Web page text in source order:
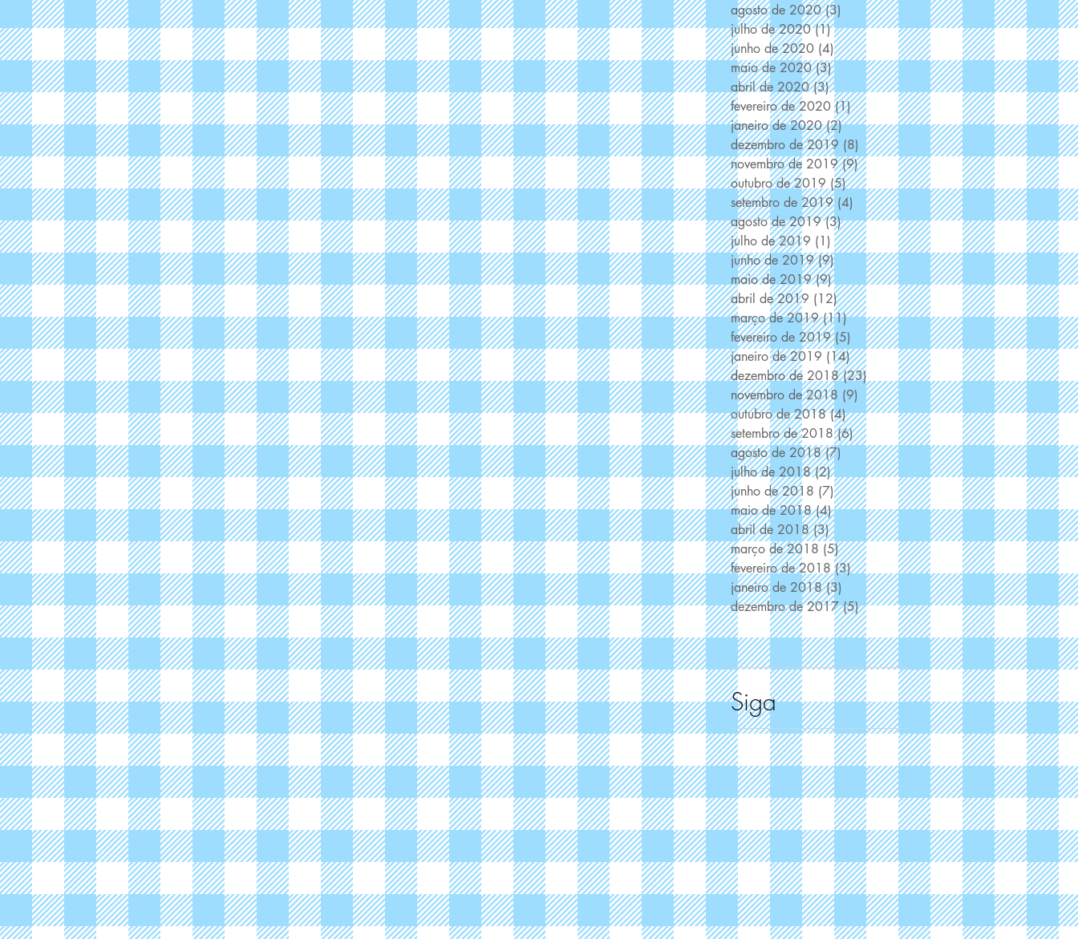
agosto de 2020 (3) 3 posts
julho de 2020 (1)1 post
junho de 2020 (4)4 posts
maio de 2020 (3)3 posts
abril de 2020 (3)3 posts
fevereiro de 2020 (1)1 post
janeiro de 2020 (2)2 posts
dezembro de 2019 (8) 8 posts
novembro de 2019 (9)9 posts
outubro de 2019 (5)5 posts
setembro de 2019 (4) 4 posts
agosto de 2019 (3)3 posts
julho de 2019 (1) 1 post
junho de 2019 (9) 9 posts
maio de 2019 (9)9 posts
abril de 2019 (12)12 posts
março de 2019 (11)11 posts
fevereiro de 2019 (5) 5 posts
janeiro de 2019 (14)14 posts
dezembro de 2018 (23) 23 posts
novembro de 2018 (9) 9 posts
outubro de 2018 (4)4 posts
setembro de 2018 (6)6 posts
agosto de 2018 (7) 7 posts
julho de 2018 (2)2 posts
junho de 2018 (7)7 posts
maio de 2018 (4)4 posts
abril de 2018 (3)3 posts
março de 2018 (5)5 posts
fevereiro de 2018 (3)3 posts
janeiro de 2018 (3) 3 posts
dezembro de 2017 (5)5 posts
Siga